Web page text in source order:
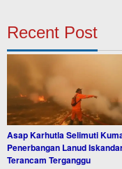
Recent Post
Asap Karhutla Selimuti
Penerbangan Lanud
Terancam Terganggu